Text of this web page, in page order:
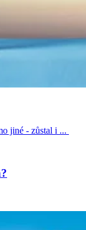
jiné - zůstal i ...